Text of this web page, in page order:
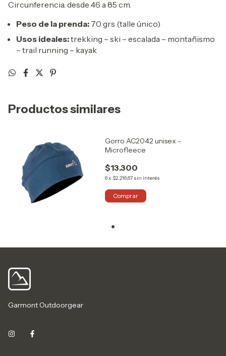
Circunferencia. desde 46 a 85 cm.
Peso de la prenda: 70 grs (talle único)
Usos ideales:trekking – ski – escalada – montañismo
– trail running – kayak
Productos similares
Gorro AC2042 unisex -
Microfleece
$13.300
6x $2.216,67 sin interés
Comprar
Garmont Outdoorgear